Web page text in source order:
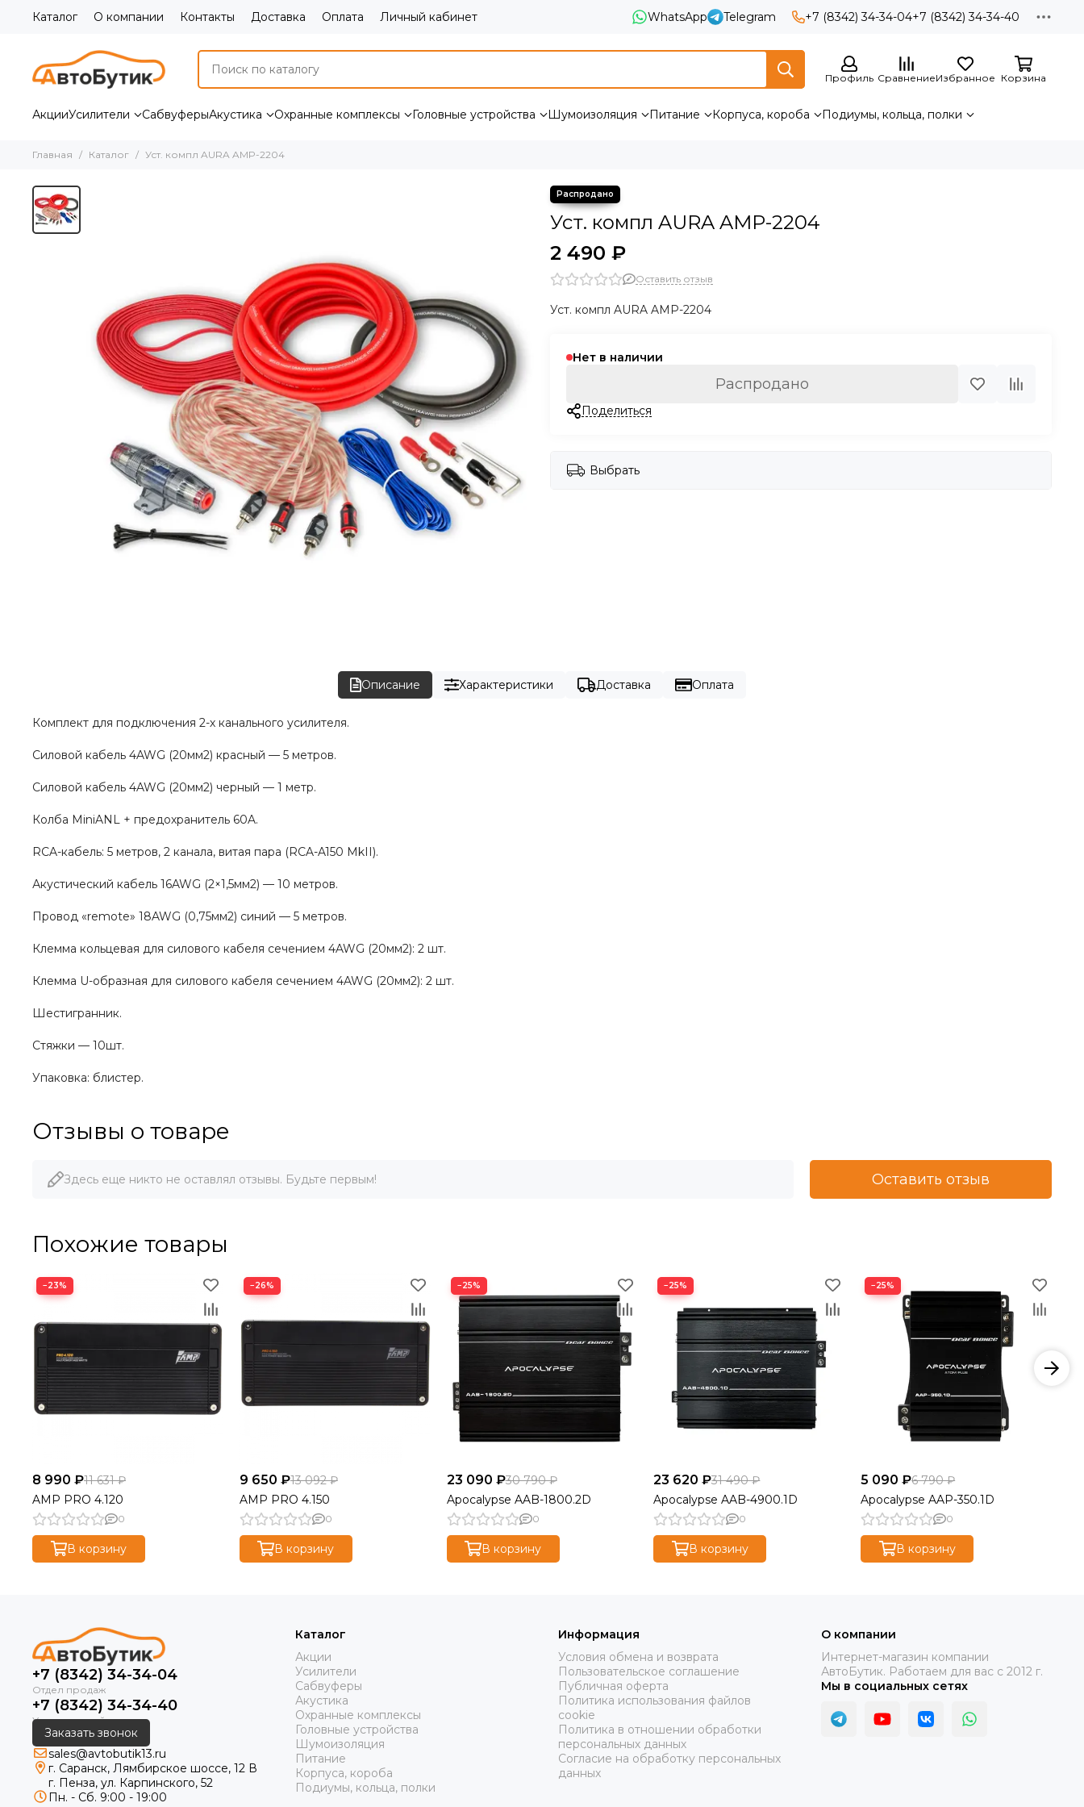
Каталог О компании Контакты Доставка Оплата Личный кабинет WhatsApp Telegram +7 (8342) 34-34-04+7 (8342) 34-34-40
Профиль СравнениеИзбранное Корзина
АкцииУсилители СабвуферыАкустика Охранные комплексы Головные устройства Шумоизоляция Питание Корпуса, короба Подиумы, кольца, полки
Главная Каталог Уст. компл AURA AMP-2204
Уст. компл AURA AMP-2204
2 490 ₽
Оставить отзыв
Уст. компл AURA AMP-2204
Нет в наличии
Распродано
Поделиться
Выбрать
Описание Характеристики Доставка Оплата
Комплект для подключения 2-х канального усилителя.
Силовой кабель 4AWG (20мм2) красный — 5 метров.
Силовой кабель 4AWG (20мм2) черный — 1 метр.
Колба MiniANL + предохранитель 60A.
RCA-кабель: 5 метров, 2 канала, витая пара (RCA-A150 MkII).
Акустический кабель 16AWG (2×1,5мм2) — 10 метров.
Провод «remote» 18AWG (0,75мм2) синий — 5 метров.
Клемма кольцевая для силового кабеля сечением 4AWG (20мм2): 2 шт.
Клемма U-образная для силового кабеля сечением 4AWG (20мм2): 2 шт.
Шестигранник.
Стяжки — 10шт.
Упаковка: блистер.
Отзывы о товаре
Здесь еще никто не оставлял отзывы. Будьте первым! Оставить отзыв
Похожие товары
−23%
8 990 ₽11 631 ₽
AMP PRO 4.120
0
В корзину
−26%
9 650 ₽13 092 ₽
AMP PRO 4.150
0
В корзину
−25%
23 090 ₽30 790 ₽
Apocalypse AAB-1800.2D
0
В корзину
−25%
23 620 ₽31 490 ₽
Apocalypse AAB-4900.1D
0
В корзину
−25%
5 090 ₽6 790 ₽
Apocalypse AAP-350.1D
0
В корзину
+7 (8342) 34-34-04
+7 (8342) 34-34-40
Заказать звонок
sales@avtobutik13.ru
г. Саранск, Лямбирское шоссе, 12 В
г. Пенза, ул. Карпинского, 52
Пн. - Сб. 9:00 - 19:00
Каталог
Акции
Усилители
Сабвуферы
Акустика
Охранные комплексы
Головные устройства
Шумоизоляция
Питание
Корпуса, короба
Подиумы, кольца, полки
Информация
Условия обмена и возврата
Пользовательское соглашение
Публичная оферта
Политика использования файлов
cookie
Политика в отношении обработки
персональных данных
Согласие на обработку персональных
данных
О компании
Интернет-магазин компании
АвтоБутик. Работаем для вас с 2012 г.
Мы в социальных сетях